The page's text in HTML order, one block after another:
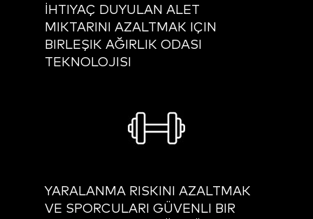
İHTIYAÇ DUYULAN ALET
MIKTARINI AZALTMAK IÇIN
BIRLEŞIK AĞIRLIK ODASI
TEKNOLOJISI
YARALANMA RISKINI AZALTMAK
VE SPORCULARI GÜVENLI BIR